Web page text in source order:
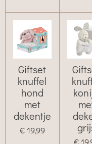
Giftset
knuffel
hond
met
dekentje
€ 19,99
€